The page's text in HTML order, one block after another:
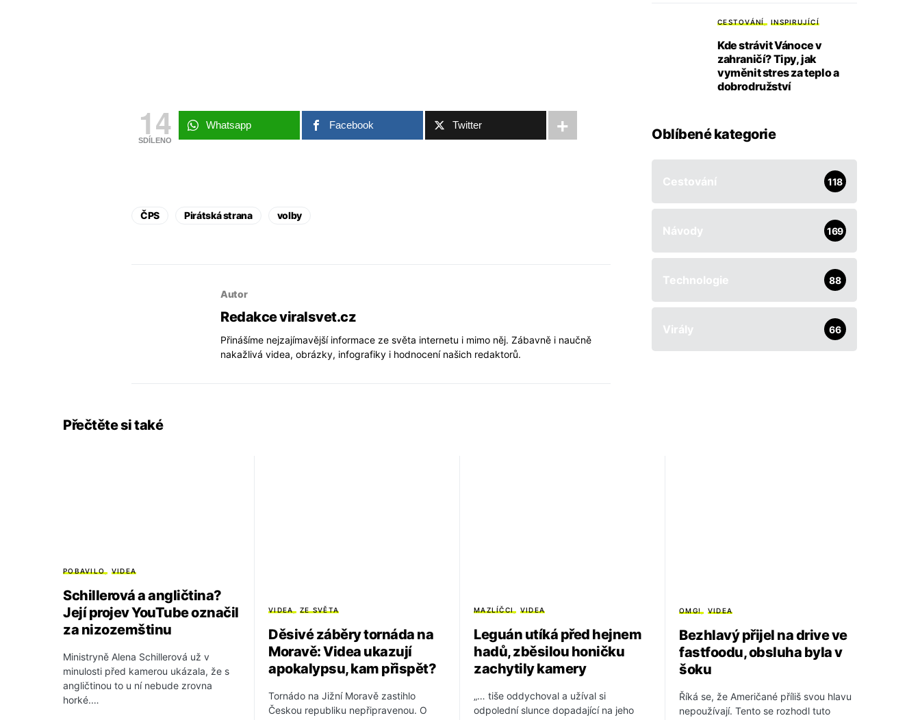
14
SDÍLENO
Whatsapp Facebook Twitter
ČPS Pirátská strana volby
Autor
Redakce viralsvet.cz
Přinášíme nejzajímavější informace ze světa internetu i mimo něj. Zábavně i naučně
nakažlivá videa, obrázky, infografiky i hodnocení našich redaktorů.
CESTOVÁNÍ INSPIRUJÍCÍ
Kde strávit Vánoce v
zahraničí? Tipy, jak
vyměnit stres za teplo a
dobrodružství
Oblíbené kategorie
Cestování 118
Návody 169
Technologie 88
Virály 66
Přečtěte si také
POBAVILO VIDEA
Schillerová a angličtina?
Její projev YouTube označil
za nizozemštinu
Ministryně Alena Schillerová už v
minulosti před kamerou ukázala, že s
angličtinou to u ní nebude zrovna
horké.…
VIDEA ZE SVĚTA
Děsivé záběry tornáda na
Moravě: Videa ukazují
apokalypsu, kam přispět?
Tornádo na Jižní Moravě zastihlo
Českou republiku nepřipravenou. O
MAZLÍČCI VIDEA
Leguán utíká před hejnem
hadů, zběsilou honičku
zachytily kamery
„… tiše oddychoval a užíval si
odpolední slunce dopadající na jeho
OMG! VIDEA
Bezhlavý přijel na drive ve
fastfoodu, obsluha byla v
šoku
Říká se, že Američané příliš svou hlavu
nepoužívají. Tento se rozhodl tuto